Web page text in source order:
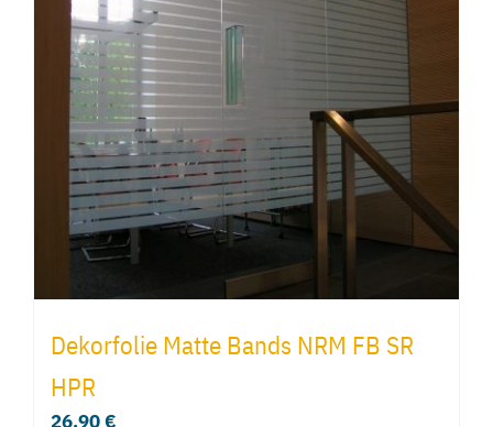
Dekorfolie Matte Bands NRM FB SR
HPR
26,90€